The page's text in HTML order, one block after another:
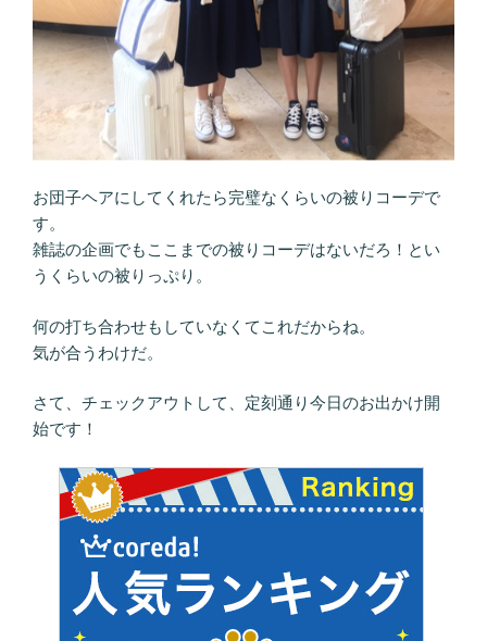
お団子ヘアにしてくれたら完璧なくらいの被りコーデで
す。
雑誌の企画でもここまでの被りコーデはないだろ！とい
うくらいの被りっぷり。
何の打ち合わせもしていなくてこれだからね。
気が合うわけだ。
さて、チェックアウトして、定刻通り今日のお出かけ開
始です！